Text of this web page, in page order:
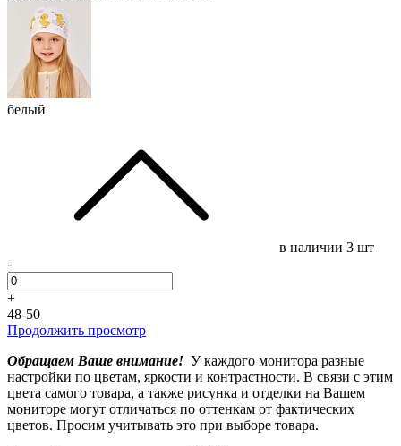
белый
в наличии 3 шт
-
+
48-50
Продолжить просмотр
Обращаем Ваше внимание! У каждого монитора разные
настройки по цветам, яркости и контрастности. В связи с этим
цвета самого товара, а также рисунка и отделки на Вашем
мониторе могут отличаться по оттенкам от фактических
цветов. Просим учитывать это при выборе товара.